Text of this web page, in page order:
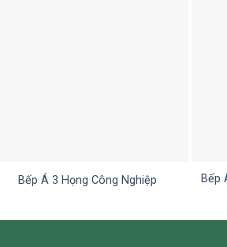
Bếp Á 3 Họng Công Nghiệp
Bếp